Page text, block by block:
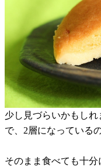
少し見づらいかもし
で、2層になっている
そのまま食べても十